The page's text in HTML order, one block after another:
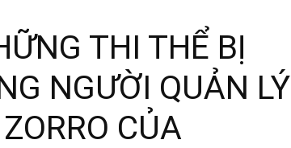
THI THỂ BỊ
NGƯỜI QUẢN LÝ
CỦA